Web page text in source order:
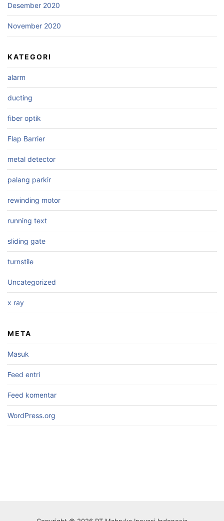
Desember 2020
November 2020
KATEGORI
alarm
ducting
fiber optik
Flap Barrier
metal detector
palang parkir
rewinding motor
running text
sliding gate
turnstile
Uncategorized
x ray
META
Masuk
Feed entri
Feed komentar
WordPress.org